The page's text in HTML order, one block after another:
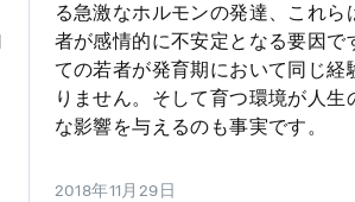
る急激なホルモンの発達、これら
者が感情的に不安定となる要因で
ての若者が発育期において同じ経
りません。そして育つ環境が人生
な影響を与えるのも事実です。
2018年11月29日